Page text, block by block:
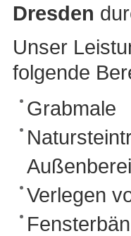
Dresden
Unser
folgende
Grabmale
Verlegen